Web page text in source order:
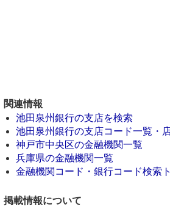
関連情報
池田泉州銀行の支店を検索
池田泉州銀行の支店コード一覧・
神戸市中央区の金融機関一覧
兵庫県の金融機関一覧
金融機関コード・銀行コード検索
掲載情報について